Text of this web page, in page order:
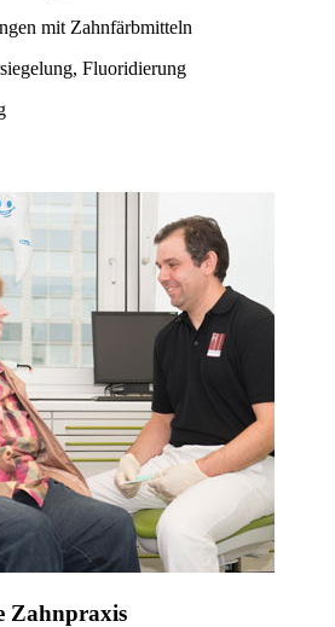
mit Zahnfärbmitteln
Fluoridierung
Zahnpraxis